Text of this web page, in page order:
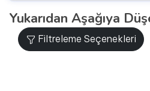
Yukarıdan Aşağıya
Filtreleme Seçenekleri